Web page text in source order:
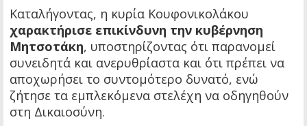
Καταλήγοντας, η κυρία Κουφονικολάκου
χαρακτήρισε επικίνδυνη την κυβέρνηση
Μητσοτάκη, υποστηρίζοντας ότι παρανομεί
συνειδητά και ανερυθρίαστα και ότι πρέπει να
αποχωρήσει το συντομότερο δυνατό, ενώ
ζήτησε τα εμπλεκόμενα στελέχη να οδηγηθούν
στη Δικαιοσύνη.